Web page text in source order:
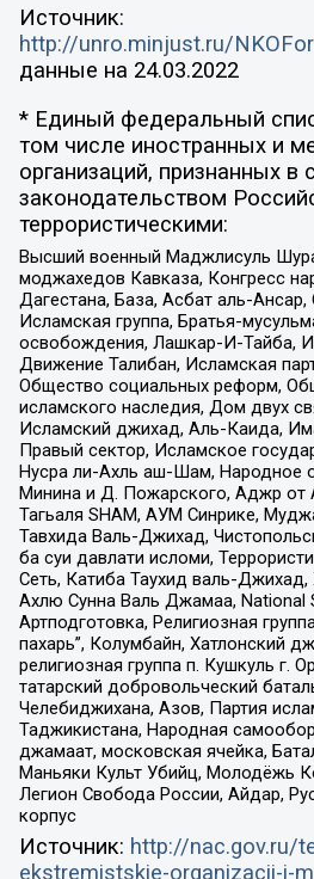
Источник:
http://unro.minjust.ru/
данные на 24.03.2022
* Единый федеральный
том числе иностранных и
организаций, признанных в
законодательством
террористическими:
Высший военный Маджлисуль
моджахедов Кавказа, Конгресс
Дагестана, База, Асбат аль-
Исламская группа, Братья-
освобождения, Лашкар-И-Тайба,
Движение Талибан, Исламская
Общество социальных реформ,
исламского наследия, Дом двух
Исламский джихад, Аль-Каида,
Правый сектор, Исламское
Нусра ли-Ахль аш-Шам, Народное
Минина и Д. Пожарского, Аджр от
Тагьаля SHAM, АУМ Синрике,
Тавхида Валь-Джихад,
ба суи давлати исломи,
Сеть, Катиба Таухид валь-
Ахлю Сунна Валь Джамаа, National
Артподготовка, Религиозная
пахарь”, Колумбайн, Хатлонский
религиозная группа п. Кушкуль г.
татарский добровольческий
Челебиджихана, Азов, Партия
Таджикистана, Народная
джамаат, московская ячейка,
Маньяки Культ Убийц, Молодёжь
Легион Свобода России, Айдар,
корпус
Источник: http://nac.gov.ru/
ekstremistskie-organizacii-i-